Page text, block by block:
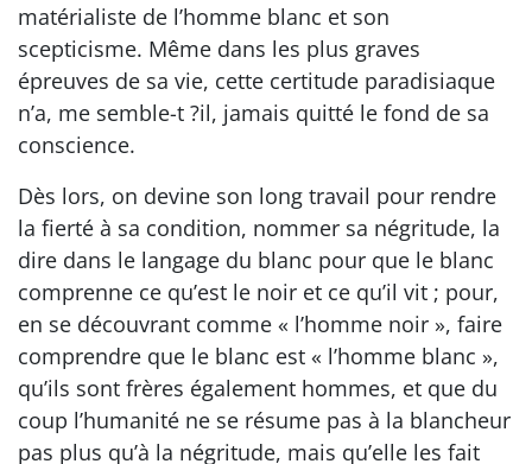
matérialiste de l’homme blanc et son
scepticisme. Même dans les plus graves
épreuves de sa vie, cette certitude paradisiaque
n’a, me semble-t ?il, jamais quitté le fond de sa
conscience.
Dès lors, on devine son long travail pour rendre
la fierté à sa condition, nommer sa négritude, la
dire dans le langage du blanc pour que le blanc
comprenne ce qu’est le noir et ce qu’il vit ; pour,
en se découvrant comme « l’homme noir », faire
comprendre que le blanc est « l’homme blanc »,
qu’ils sont frères également hommes, et que du
coup l’humanité ne se résume pas à la blancheur
pas plus qu’à la négritude, mais qu’elle les fait